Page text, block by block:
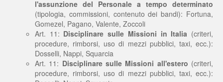
l'assunzione del Personale a tempo determinato
(tipologia, commissioni, contenuto dei bandi): Fortuna,
Gomezel, Pagano, Valente, Zoccoli
Art. 11: Disciplinare sulle Missioni in Italia (criteri,
procedure, rimborsi, uso di mezzi pubblici, taxi, ecc.):
Dosselli, Nappi, Squarcia
Art. 11: Disciplinare sulle Missioni all'estero (criteri,
procedure, rimborsi, uso di mezzi pubblici, taxi, ecc.):